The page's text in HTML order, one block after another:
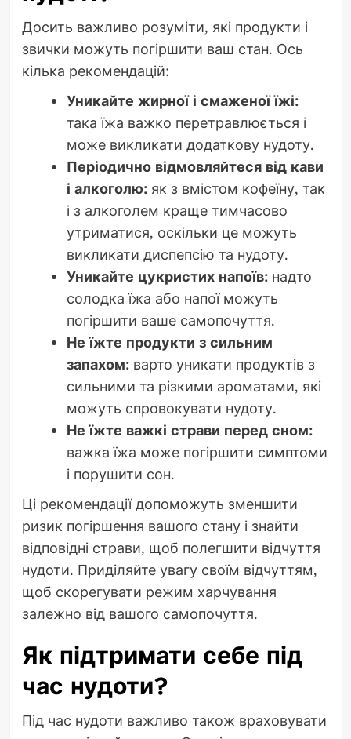
Досить важливо розуміти, які продукти і
звички можуть погіршити ваш стан. Ось
кілька рекомендацій:
Уникайте жирної і смаженої їжі:
така їжа важко перетравлюється і
може викликати додаткову нудоту.
Періодично відмовляйтеся від кави
і алкоголю:як з вмістом кофеїну, так
і з алкоголем краще тимчасово
утриматися, оскільки це можуть
викликати диспепсію та нудоту.
Уникайте цукристих напоїв:надто
солодка їжа або напої можуть
погіршити ваше самопочуття.
Не їжте продукти з сильним
запахом:варто уникати продуктів з
сильними та різкими ароматами, які
можуть спровокувати нудоту.
Не їжте важкі страви перед сном:
важка їжа може погіршити симптоми
і порушити сон.
Ці рекомендації допоможуть зменшити
ризик погіршення вашого стану і знайти
відповідні страви, щоб полегшити відчуття
нудоти. Приділяйте увагу своїм відчуттям,
щоб скорегувати режим харчування
залежно від вашого самопочуття.
Як підтримати себе під
час нудоти?
Під час нудоти важливо також враховувати